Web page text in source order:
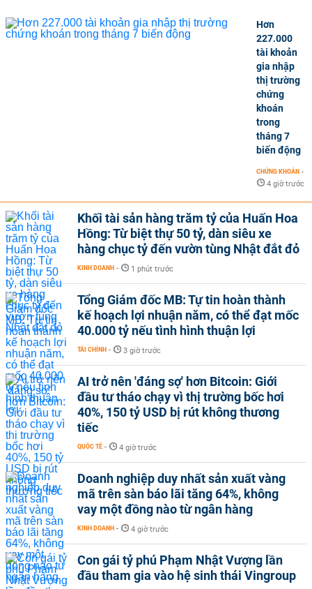
Hơn
227.000
tài khoản
gia nhập
thị trường
chứng
khoán
trong
tháng 7
biến động
CHỨNG KHOÁN -
4 giờ trước
Khối tài sản hàng trăm tỷ của Huấn Hoa
Hồng: Từ biệt thự 50 tỷ, dàn siêu xe
hàng chục tỷ đến vườn tùng Nhật đắt đỏ
KINH DOANH - 1 phút trước
Tổng Giám đốc MB: Tự tin hoàn thành
kế hoạch lợi nhuận năm, có thể đạt mốc
40.000 tỷ nếu tình hình thuận lợi
TÀI CHÍNH - 3 giờ trước
AI trở nên 'đáng sợ' hơn Bitcoin: Giới
đầu tư tháo chạy vì thị trường bốc hơi
40%, 150 tỷ USD bị rút không thương
tiếc
QUỐC TẾ - 4 giờ trước
Doanh nghiệp duy nhất sản xuất vàng
mã trên sàn báo lãi tăng 64%, không
vay một đồng nào từ ngân hàng
KINH DOANH - 4 giờ trước
Con gái tỷ phú Phạm Nhật Vượng lần
đầu tham gia vào hệ sinh thái Vingroup